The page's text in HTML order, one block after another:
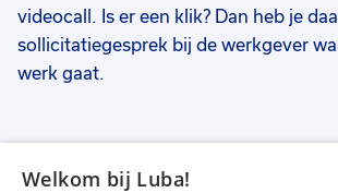
favorieten
favorieten
Stagiair SEO-copywriter
32 tot 40 uur
€ 250-€ 350 p.m.
Stagiair DTP
€ 250-€ 350
videocall. Is er een klik? Dan heb je
sollicitatiegesprek bij de werkgever
werk gaat.
Welkom bij Luba!